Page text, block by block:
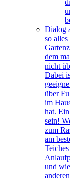
Dialog
so
dem
nicht
Dabei
über
im
hat.
sein!
zum
am
und